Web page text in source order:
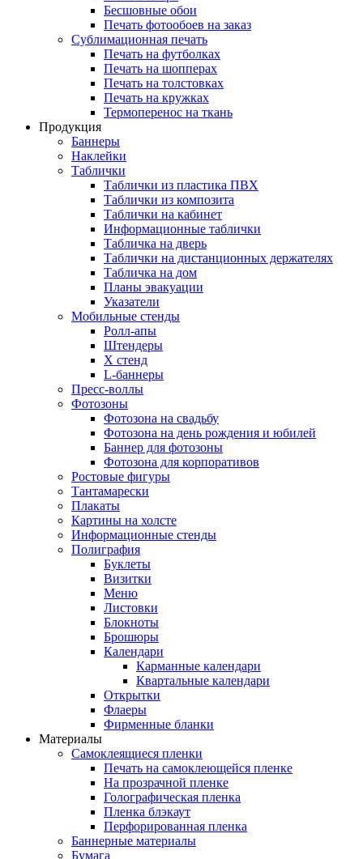
Бесшовные обои
Печать фотообоев на заказ
Сублимационная печать
Печать на футболках
Печать на шопперах
Печать на толстовках
Печать на кружках
Термоперенос на ткань
Продукция
Баннеры
Наклейки
Таблички
Таблички из пластика ПВХ
Таблички из композита
Таблички на кабинет
Информационные таблички
Табличка на дверь
Таблички на дистанционных держателях
Табличка на дом
Планы эвакуации
Указатели
Мобильные стенды
Ролл-апы
Штендеры
Х стенд
L-баннеры
Пресс-воллы
Фотозоны
Фотозона на свадьбу
Фотозона на день рождения и юбилей
Баннер для фотозоны
Фотозона для корпоративов
Ростовые фигуры
Тантамарески
Плакаты
Картины на холсте
Информационные стенды
Полиграфия
Буклеты
Визитки
Меню
Листовки
Блокноты
Брошюры
Календари
Карманные календари
Квартальные календари
Открытки
Флаеры
Фирменные бланки
Материалы
Самоклеящиеся пленки
Печать на самоклеющейся пленке
На прозрачной пленке
Голографическая пленка
Пленка блэкаут
Перфорированная пленка
Баннерные материалы
Бумага